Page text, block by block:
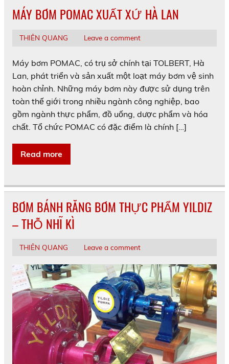
MÁY BƠM POMAC XUẤT XỨ HÀ LAN
THIÊN QUANG Leave a comment
Máy bơm POMAC, có trụ sở chính tại TOLBERT, Hà
Lan, phát triển và sản xuất một loạt máy bơm vệ sinh
hoàn chỉnh. Những máy bơm này được sử dụng trên
toàn thế giới trong nhiều ngành công nghiệp, bao
gồm ngành thực phẩm, đồ uống, dược phẩm và hóa
chất. Tổ chức POMAC có đặc điểm là chính […]
Read more
BƠM BÁNH RĂNG BƠM THỰC PHẨM YILDIZ
– THỖ NHĨ KÌ
THIÊN QUANG Leave a comment